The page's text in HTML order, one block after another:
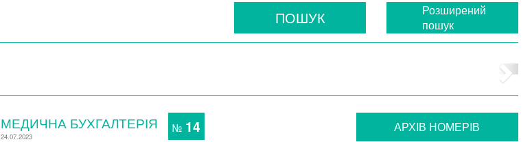
ПОШУК
Розширений
пошук
МЕДИЧНА БУХГАЛТЕРІЯ
24.07.2023
№ 14
АРХIВ НОМЕРIВ